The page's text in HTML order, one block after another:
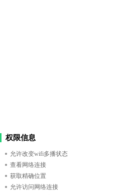
权限信息
允许改变wifi多播状态
查看网络连接
获取精确位置
允许访问网络连接